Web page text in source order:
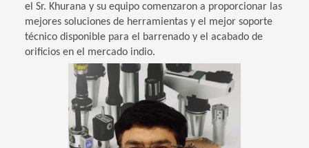
el Sr. Khurana y su equipo comenzaron a proporcionar las
mejores soluciones de herramientas y el mejor soporte
técnico disponible para el barrenado y el acabado de
orificios en el mercado indio.